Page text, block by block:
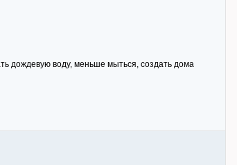
дождевую воду, меньше мыться, создать дома